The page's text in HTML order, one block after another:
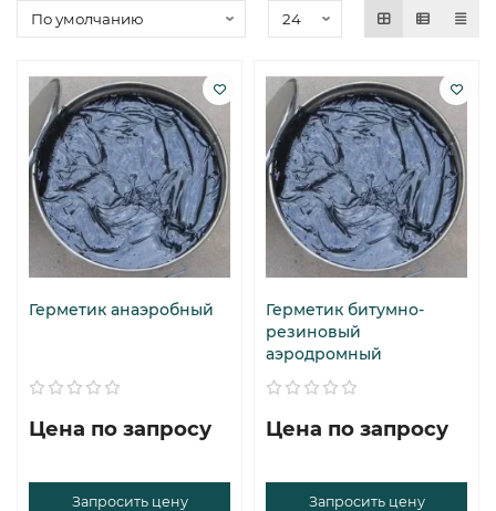
Герметик анаэробный
Цена по запросу
Запросить цену
Герметик битумно-
резиновый
аэродромный
Цена по запросу
Запросить цену